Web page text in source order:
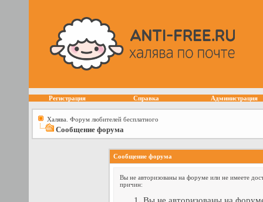
Регистрация Справка Администрация
Халява. Форум любителей бесплатного
Сообщение форума
Сообщение форума
Вы не авторизованы на форуме или не имеете
причин: